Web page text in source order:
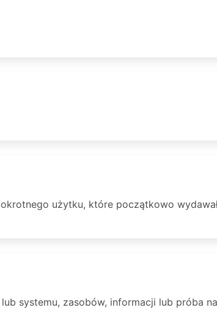
użytku, które początkowo
systemu, zasobów, informacji lub próba